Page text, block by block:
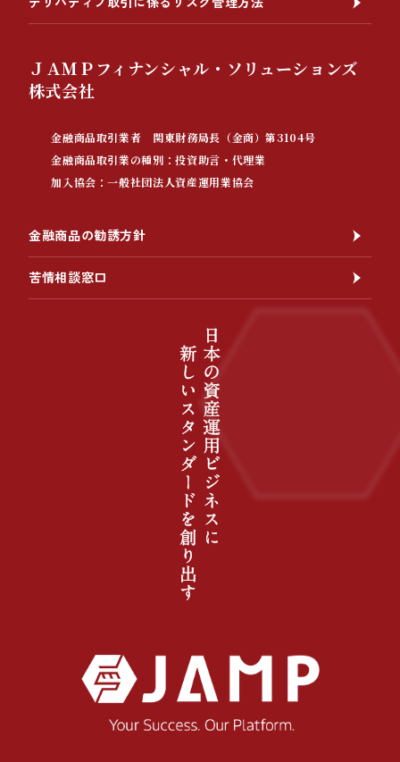
ＪＡＭＰフィナンシャル・ソリューションズ
株式会社
金融商品取引業者 関東財務局長（金商）第3104号
金融商品取引業の種別：投資助言・代理業
加入協会：一般社団法人資産運用業協会
金融商品の勧誘方針
苦情相談窓口